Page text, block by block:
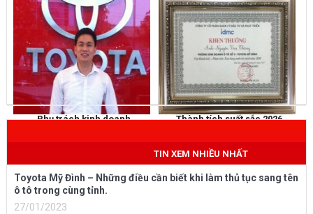
Phụ trách kinh doanh Thành tích suất sắc 2026
TIN XEM NHIỀU NHẤT
Toyota Mỹ Đình – Những điều cần biết khi làm thủ tục sang tên
ô tô trong cùng tỉnh.
27/01/2023